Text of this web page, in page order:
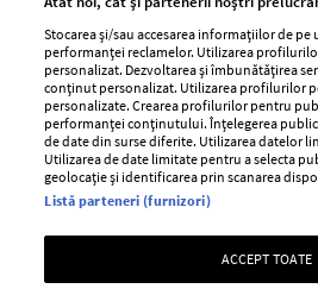
GSP
Unica
Baby
Retete
Pariază responsabil! Decizia
Jocurile de noroc sunt
Stocarea și/sau accesarea informațiilor de
performanței reclamelor. Utilizarea
personalizat. Dezvoltarea și îmbunătățirea
conținut personalizat. Utilizarea profilurilor
personalizate. Crearea profilurilor pentru
performanței conținutului. Înțelegerea
de date din surse diferite. Utilizarea datelor
Utilizarea de date limitate pentru a selecta
geolocație și identificarea prin scanarea
Listă parteneri (furnizori)
ACCEPT TOATE